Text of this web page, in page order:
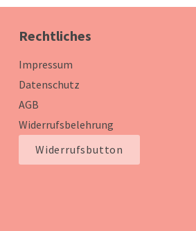
Rechtliches
Impressum
Datenschutz
AGB
Widerrufsbelehrung
Widerrufsbutton